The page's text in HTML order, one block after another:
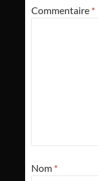
Commentaire *
Nom *